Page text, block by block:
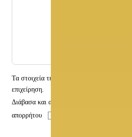
Τα στοιχεία της φόρμας αποστέλλονται
επιχείρηση.
Διάβασα και αποδέχομαι τους όρους
απορρήτου